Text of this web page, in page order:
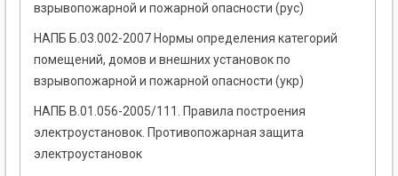
взрывопожарной и пожарной опасности (рус)
НАПБ Б.03.002-2007 Нормы определения категорий
помещений, домов и внешних установок по
взрывопожарной и пожарной опасности (укр)
НАПБ В.01.056-2005/111. Правила построения
электроустановок. Противопожарная защита
электроустановок